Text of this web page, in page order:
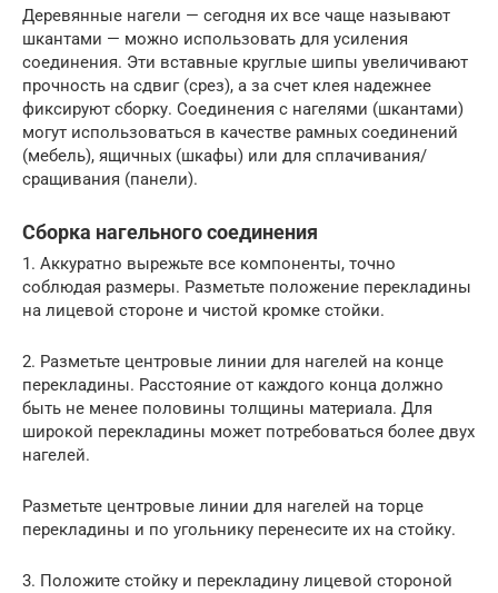
Деревянные нагели — сегодня их все чаще называют
шкантами — можно использовать для усиления
соединения. Эти вставные круглые шипы увеличивают
прочность на сдвиг (срез), а за счет клея надежнее
фиксируют сборку. Соединения с нагелями (шкантами)
могут использоваться в качестве рамных соединений
(мебель), ящичных (шкафы) или для сплачивания/
сращивания (панели).
Сборка нагельного соединения
1. Аккуратно вырежьте все компоненты, точно
соблюдая размеры. Разметьте положение перекладины
на лицевой стороне и чистой кромке стойки.
2. Разметьте центровые линии для нагелей на конце
перекладины. Расстояние от каждого конца должно
быть не менее половины толщины материала. Для
широкой перекладины может потребоваться более двух
нагелей.
Разметьте центровые линии для нагелей на торце
перекладины и по угольнику перенесите их на стойку.
3. Положите стойку и перекладину лицевой стороной